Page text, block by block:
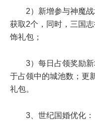
2）新增参与神魔
获取2个，同时，三国
饰礼包；
3）每日占领奖励
于占领中的城池数；更
礼包。
3、世纪国婚优化：